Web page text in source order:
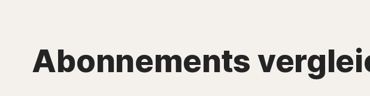
Abonnements